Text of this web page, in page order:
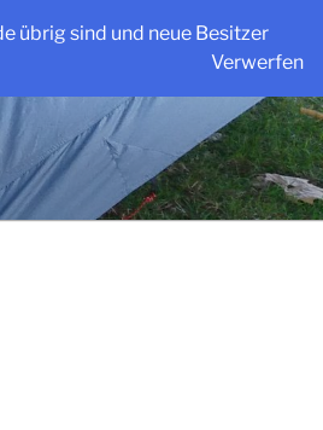
übrig sind und neue Besitzer
Verwerfen